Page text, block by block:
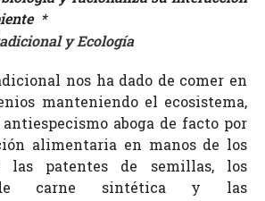
*
y Ecología
nos ha dado de comer en
manteniendo el ecosistema,
aboga de facto por
alimentaria en manos de los
las patentes de semillas, los
de carne sintética y las